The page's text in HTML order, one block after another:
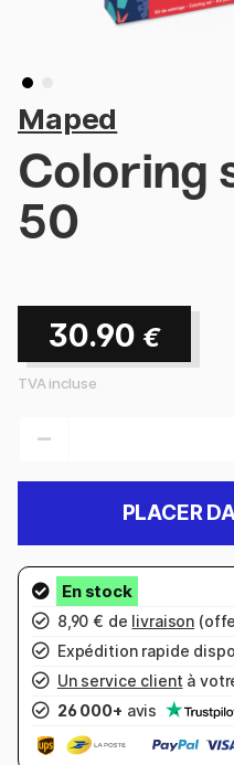
Maped
Coloring
50
30.90 €
TVA incluse
PLACER
8,90 € de livraison
Expédition rapide
Un service client à
26 000+ avis